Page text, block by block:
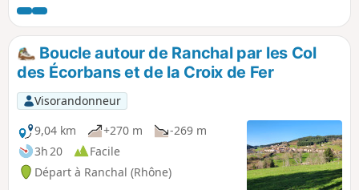
entre les vallées de la Saône et de la Loire, depuis le XIVe
siècle. Napoléon y serait passé au retour de l'Ile d'Elbe.- À la
Roche d'Ajoux (970 m), point culminant de la haute vallée de
l'Azergues.
Boucle autour de Ranchal par les Col
des Écorbans et de la Croix de Fer
Visorandonneur
9,04 km
+270 m
-269 m
3h 20
Facile
Départ à Ranchal (Rhône)